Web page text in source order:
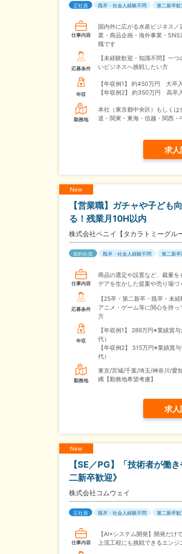
正社員 既卒・社会人経験不問 第二新卒歓
仕事内容
国内外に広がる水産ビジネス／
業・商品企画・海外事業・SNS
職です
応募条件
【未経験歓迎・知識不問】一
いビジネスへ挑戦したい方
年収
【年収例1】
約450万円 大卒
【年収例2】
約350万円 高卒
勤務地
本社（東京都中央区）もしくは
道・関東・東海・信越・関西・
求人
New
【営業職】ガチャや子ども
る！残業月10H以内
株式会社ペニイ【タカラトミーグル
契約社員 既卒・社会人経験不問 第二新卒
仕事内容
商品の選定や設置など、裁量を
デアを生かした提案や売り場
応募条件
【25卒・第二新卒・既卒・未
アニメ・ゲーム等に関心を持っ
方
年収
【年収例1】
289万円※業績賞
代）
【年収例2】
315万円※業績賞
代）
勤務地
東京/宮城/千葉/埼玉/神奈川/愛
縄【勤務地希望考慮】
求人
New
【SE／PG】「技術者が働
二新卒歓迎》
株式会社コムウェイ
正社員 既卒・社会人経験不問 第二新卒歓
仕事内容
【AI×システム開発】開発だけ
上流工程にも挑戦できるエンジ